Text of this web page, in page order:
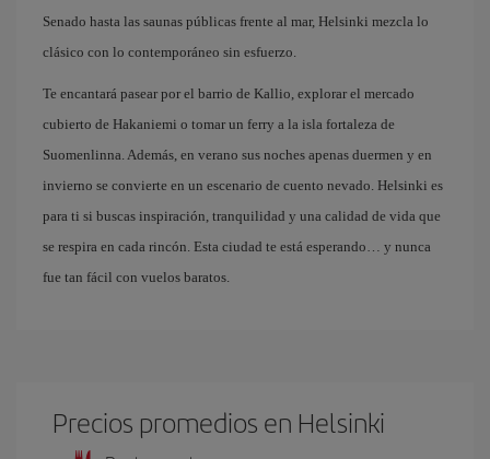
Senado hasta las saunas públicas frente al mar, Helsinki mezcla lo
clásico con lo contemporáneo sin esfuerzo.
Te encantará pasear por el barrio de Kallio, explorar el mercado
cubierto de Hakaniemi o tomar un ferry a la isla fortaleza de
Suomenlinna. Además, en verano sus noches apenas duermen y en
invierno se convierte en un escenario de cuento nevado. Helsinki es
para ti si buscas inspiración, tranquilidad y una calidad de vida que
se respira en cada rincón. Esta ciudad te está esperando… y nunca
fue tan fácil con vuelos baratos.
Precios promedios en Helsinki